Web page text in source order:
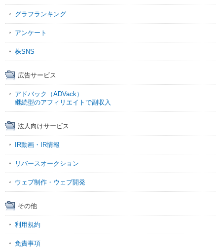
グラフランキング
アンケート
株SNS
広告サービス
アドバック（ADVack）
継続型のアフィリエイトで副収入
法人向けサービス
IR動画・IR情報
リバースオークション
ウェブ制作・ウェブ開発
その他
利用規約
免責事項